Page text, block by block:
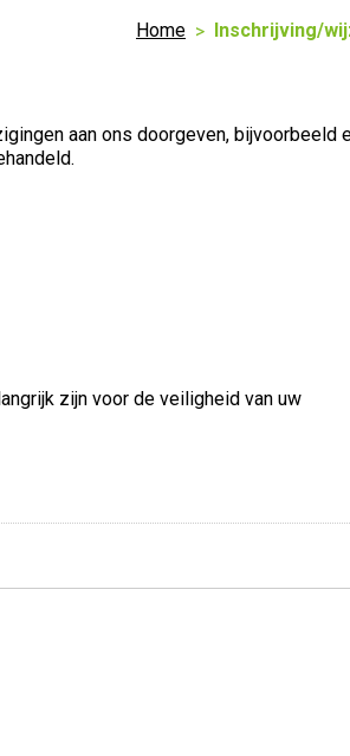
Home Inschrijving/
aan ons doorgeven, bijvoorbeeld
zijn voor de veiligheid van uw